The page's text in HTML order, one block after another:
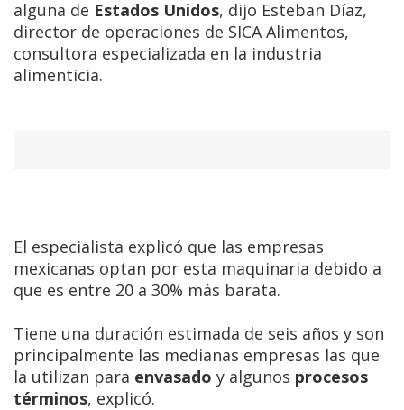
alguna de Estados Unidos, dijo Esteban Díaz,
director de operaciones de SICA Alimentos,
consultora especializada en la industria
alimenticia.
El especialista explicó que las empresas
mexicanas optan por esta maquinaria debido a
que es entre 20 a 30% más barata.
Tiene una duración estimada de seis años y son
principalmente las medianas empresas las que
la utilizan para envasado y algunos procesos
términos, explicó.